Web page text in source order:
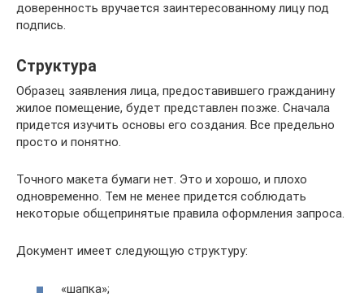
доверенность вручается заинтересованному лицу под
подпись.
Структура
Образец заявления лица, предоставившего гражданину
жилое помещение, будет представлен позже. Сначала
придется изучить основы его создания. Все предельно
просто и понятно.
Точного макета бумаги нет. Это и хорошо, и плохо
одновременно. Тем не менее придется соблюдать
некоторые общепринятые правила оформления запроса.
Документ имеет следующую структуру:
«шапка»;